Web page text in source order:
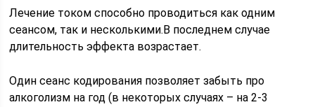
Лечение током способно проводиться как одним
сеансом, так и несколькими.В последнем случае
длительность эффекта возрастает.
Один сеанс кодирования позволяет забыть про
алкоголизм на год (в некоторых случаях – на 2-3